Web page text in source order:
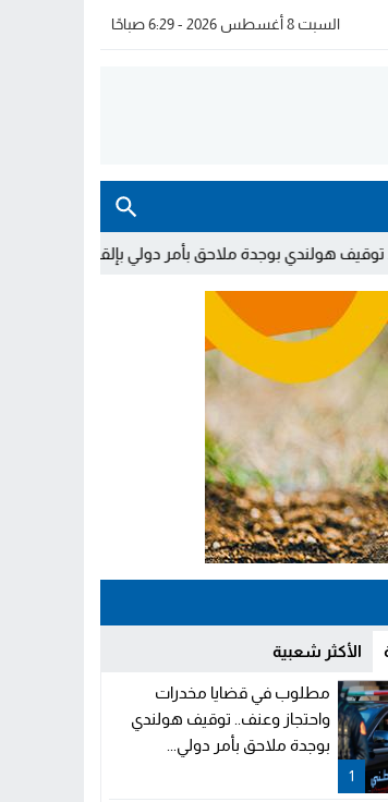
السبت 8 أغسطس 2026 - 6:29 صباحًا
بأمر دولي بإلقاء القبض توقيف شخصين
الأكثر شعبية
1
مطلوب في قضايا مخدرات
واحتجاز وعنف.. توقيف هولندي
بوجدة ملاحق بأمر دولي...